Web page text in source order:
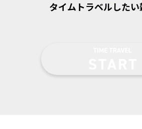
タイムトラベルしたい